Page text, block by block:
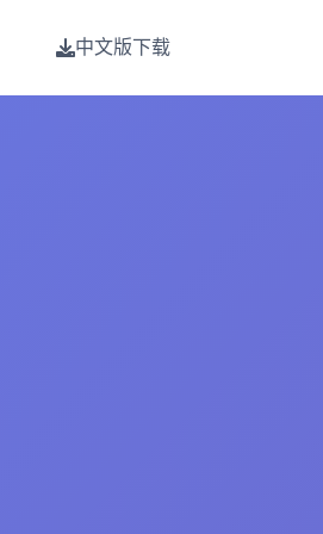
中文版下载